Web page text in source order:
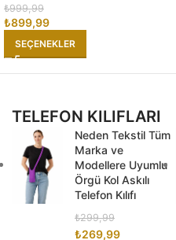
₺999,99
₺899,99
SEÇENEKLER
TELEFON KILIFLARI
Neden Tekstil Tüm
Marka ve
Modellere Uyumlu
Örgü Kol Askılı
Telefon Kılıfı
₺299,99
₺269,99